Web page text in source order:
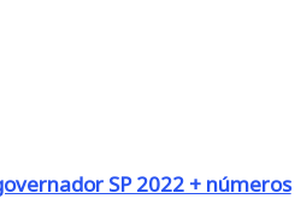
SP 2022 + números